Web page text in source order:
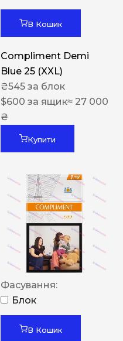
В Кошик
Compliment Demi
Blue 25 (XXL)
₴545 за блок
$600 за ящик≈ 27 000
₴
Купити
Фасування:
Блок
В Кошик